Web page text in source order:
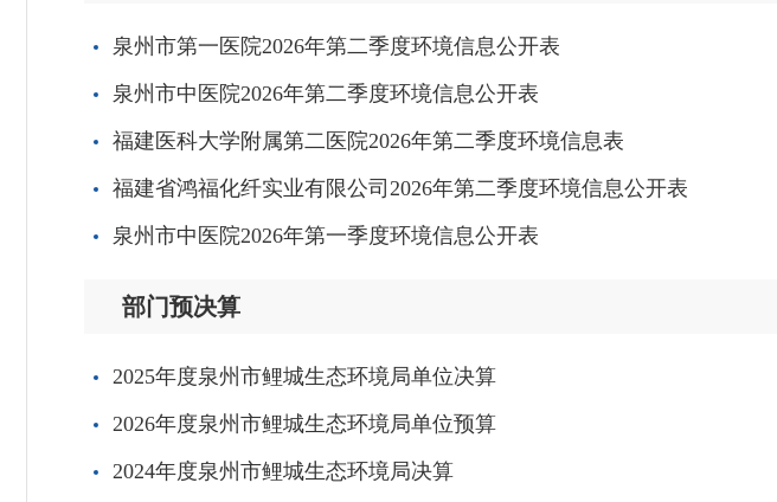
泉州市第一医院2026年第二季度环境信息公开表
泉州市中医院2026年第二季度环境信息公开表
福建医科大学附属第二医院2026年第二季度环境信息表
福建省鸿福化纤实业有限公司2026年第二季度环境信息公开表
泉州市中医院2026年第一季度环境信息公开表
部门预决算
2025年度泉州市鲤城生态环境局单位决算
2026年度泉州市鲤城生态环境局单位预算
2024年度泉州市鲤城生态环境局决算